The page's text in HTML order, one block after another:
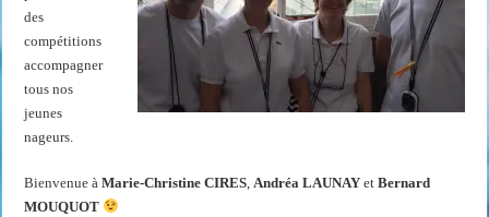
des
compétitions
accompagner
tous nos
jeunes
nageurs.
Bienvenue àMarie-Christine CIRES,Andréa LAUNAY etBernard
MOUQUOT